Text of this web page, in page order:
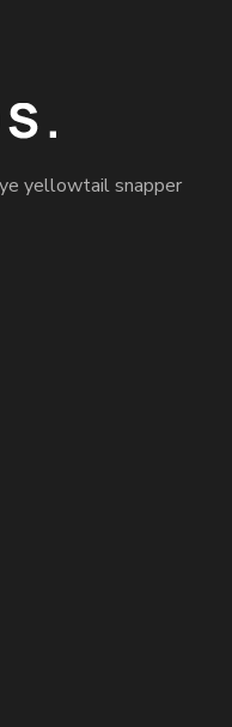
yellowtail snapper